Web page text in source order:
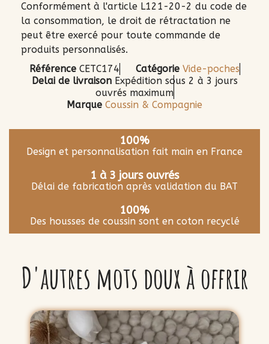
Conformément à l'article L121-20-2 du code de
la consommation, le droit de rétractation ne
peut être exercé pour toute commande de
produits personnalisés.
Référence CETC174 Catégorie Vide-poches
Delai de livraison Expédition sous 2 à 3 jours
ouvrés maximum
Marque Coussin & Compagnie
100%
Design et personnalisation fait main en France
1 à 3 jours ouvrés
Délai de fabrication après validation du BAT
100%
Des housses de coussin sont en coton recyclé
D'autres mots doux à offrir